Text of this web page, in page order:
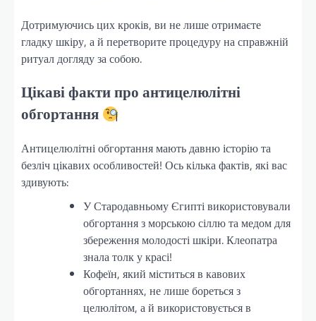
Дотримуючись цих кроків, ви не лише отримаєте
гладку шкіру, а й перетворите процедуру на справжній
ритуал догляду за собою.
Цікаві факти про антицелюлітні
обгортання
Антицелюлітні обгортання мають давню історію та
безліч цікавих особливостей! Ось кілька фактів, які вас
здивують:
У Стародавньому Єгипті використовували
обгортання з морською сіллю та медом для
збереження молодості шкіри. Клеопатра
знала толк у красі!
Кофеїн, який міститься в кавових
обгортаннях, не лише бореться з
целюлітом, а й використовується в